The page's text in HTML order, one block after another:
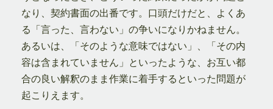
なり、契約書面の出番です。口頭だけだと、よくあ
る「言った、言わない」の争いになりかねません。
あるいは、「そのような意味ではない」、「その内
容は含まれていません」といったような、お互い都
合の良い解釈のまま作業に着手するといった問題が
起こりえます。